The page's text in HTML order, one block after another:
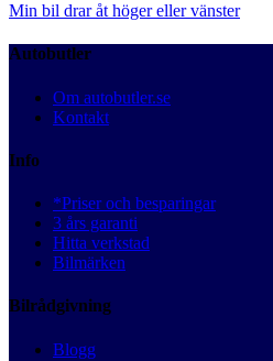
Min bil drar åt höger eller vänster
Autobutler
Om autobutler.se
Kontakt
Info
*Priser och besparingar
3 års garanti
Hitta verkstad
Bilmärken
Bilrådgivning
Blogg